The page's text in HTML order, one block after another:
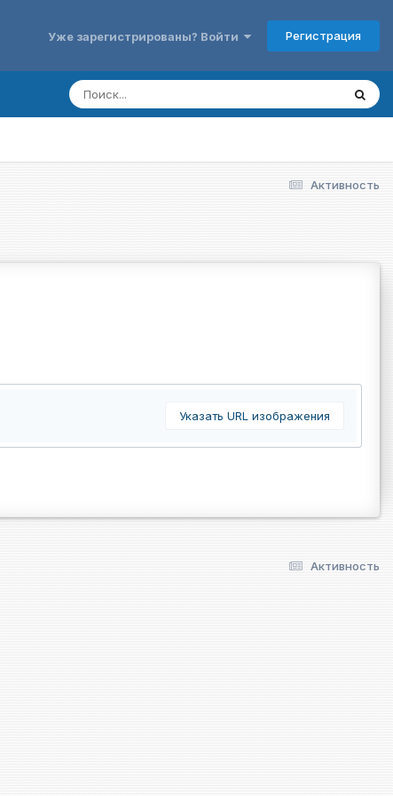
Уже зарегистрированы? Войти Регистрация
Активность
Указать URL изображения
Активность